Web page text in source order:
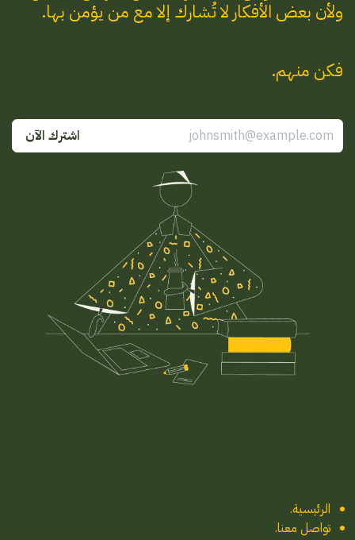
ولأن بعض الأفكار لا تُشارك إلا مع من يؤمن بها.
فكن منهم.
اشترك الآن
الرئيسية.
تواصل معنا.